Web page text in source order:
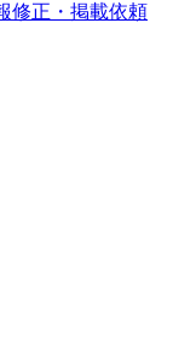
修正・掲載依頼